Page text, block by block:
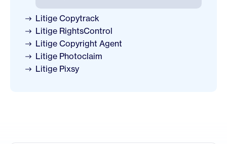
Litige Copytrack
Litige RightsControl
Litige Copyright Agent
Litige Photoclaim
Litige Pixsy